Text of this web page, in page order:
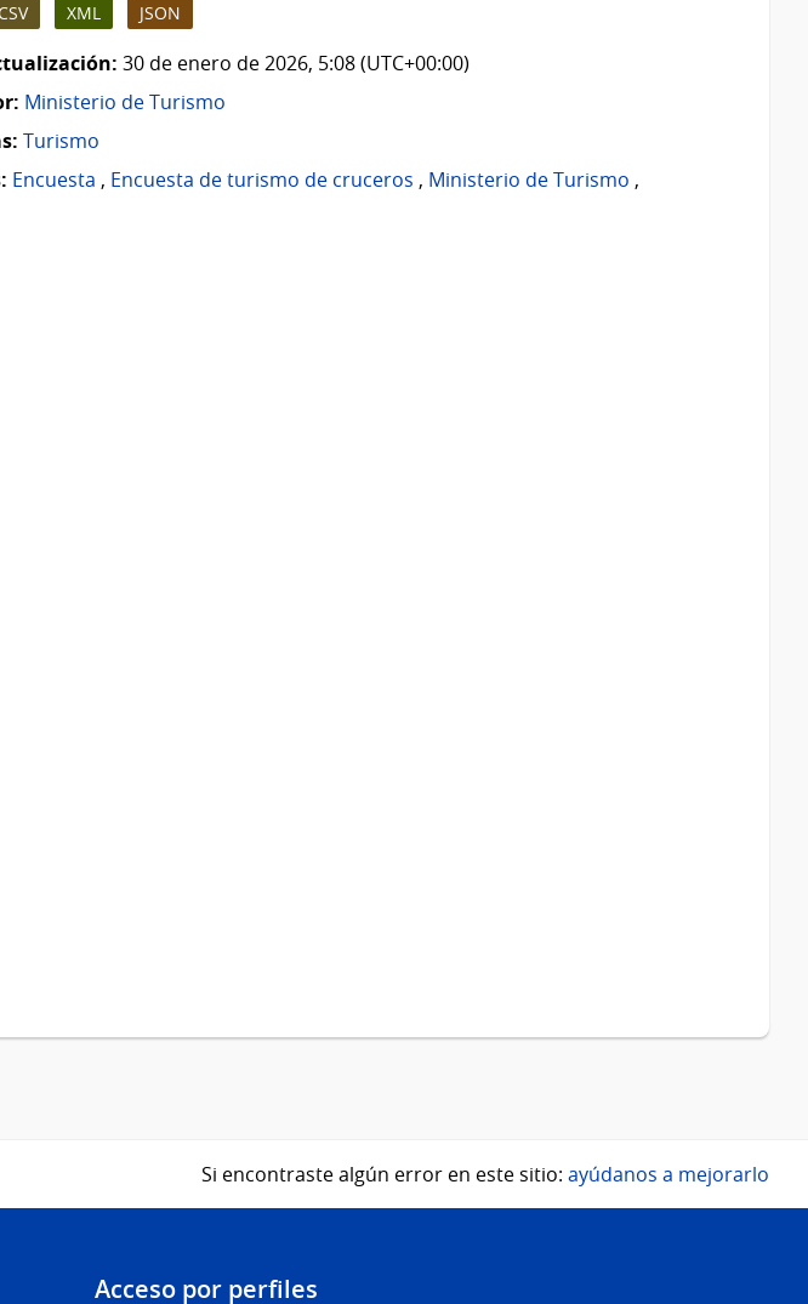
XML JSON
30 de enero de 2026, 5:08 (UTC+00:00)
Ministerio de Turismo
Turismo
Encuesta , Encuesta de turismo de cruceros , Ministerio de Turismo ,
Si encontraste algún error en este sitio: ayúdanos a mejorarlo
Acceso por perfiles